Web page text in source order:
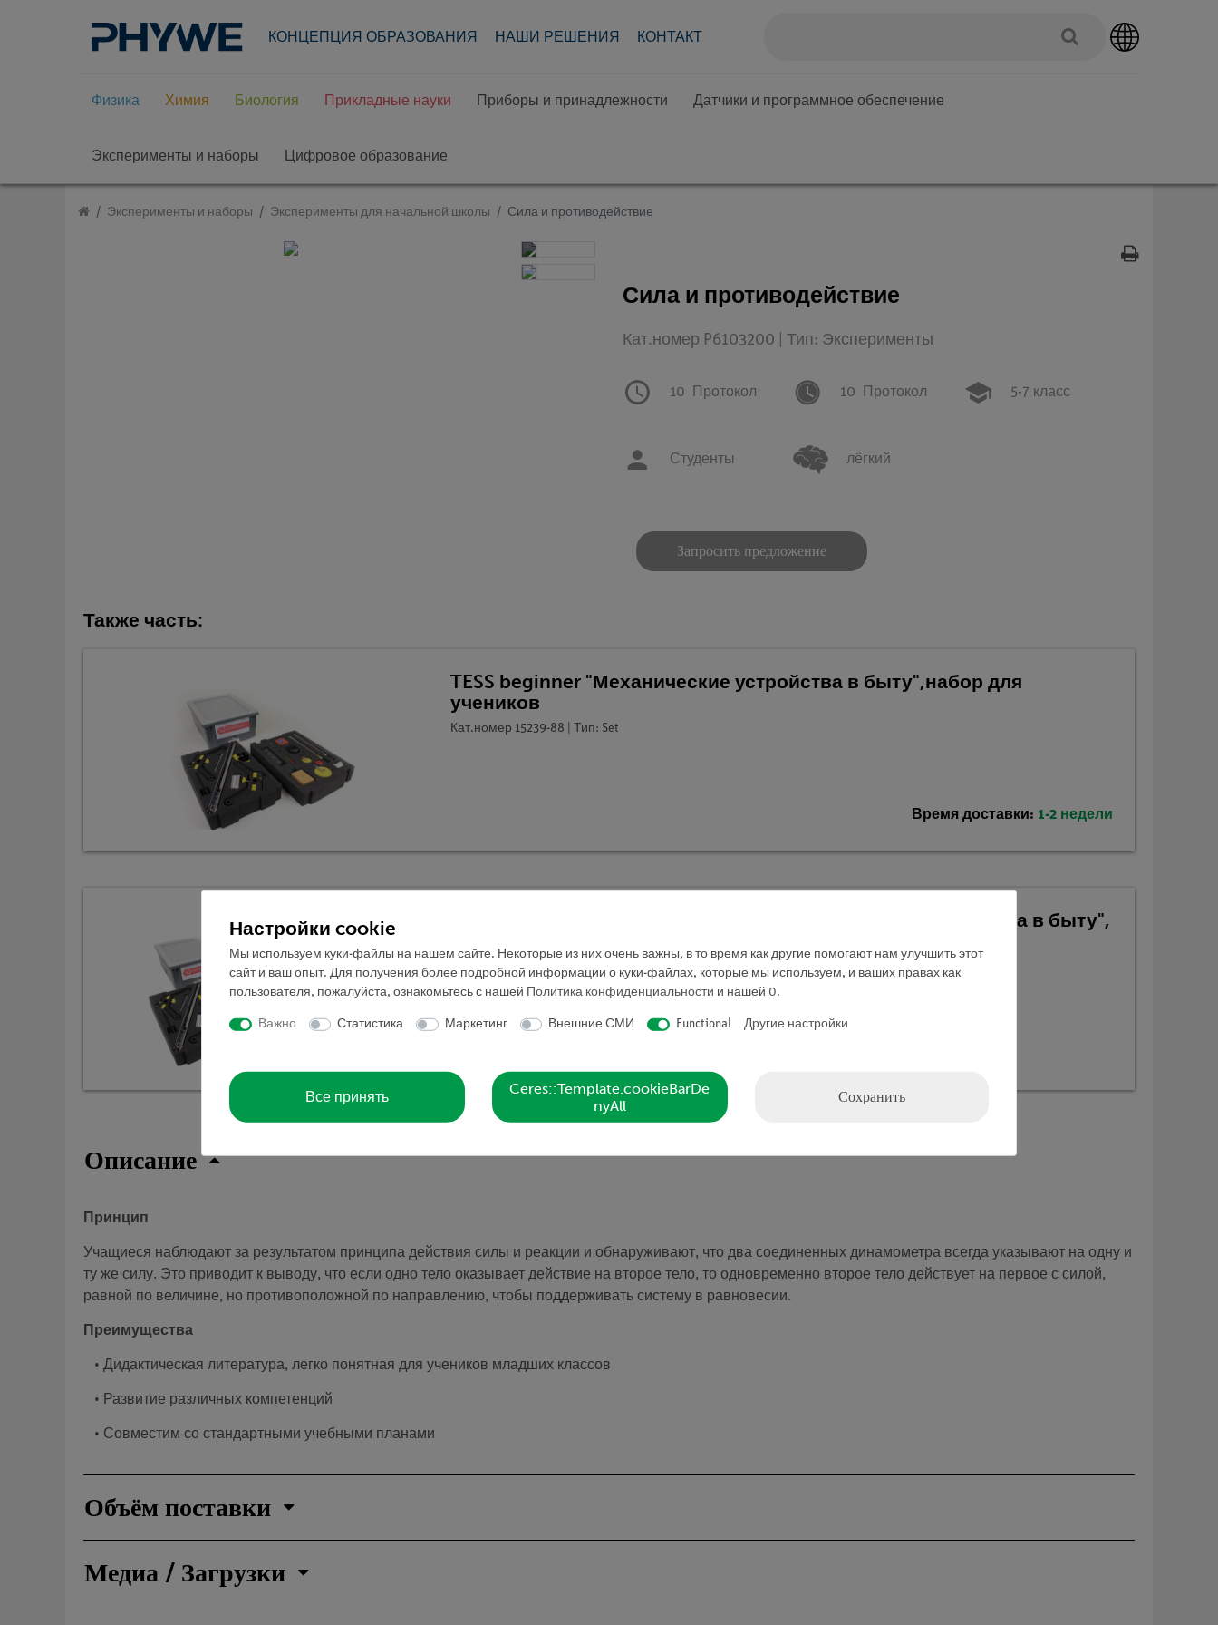
КОНЦЕПЦИЯ ОБРАЗОВАНИЯ НАШИ РЕШЕНИЯ КОНТАКТ
Физика Химия Биология Прикладные науки Приборы и принадлежности Датчики и программное обеспечение
Эксперименты и наборы Цифровое образование
Эксперименты и наборы Эксперименты для начальной школы Сила и противодействие
Сила и противодействие
Кат.номер P6103200 | Тип: Эксперименты
10 Протокол 10 Протокол 5-7 класс
Студенты лёгкий
Запросить предложение
Также часть:
TESS beginner "Механические устройства в быту",набор для
учеников
Кат.номер 15239-88 | Тип: Set
Время доставки: 1-2 недели
TESS beginner Прикладные науки "Механические устройства в быту",
Кат.номер 15239-88D | Тип: Set
Описание
Принцип
Учащиеся наблюдают за результатом принципа действия силы и реакции и обнаруживают, что два соединенных динамометра всегда указывают на одну и
ту же силу. Это приводит к выводу, что если одно тело оказывает действие на второе тело, то одновременно второе тело действует на первое с силой,
равной по величине, но противоположной по направлению, чтобы поддерживать систему в равновесии.
Преимущества
• Дидактическая литература, легко понятная для учеников младших классов
• Развитие различных компетенций
• Совместим со стандартными учебными планами
Объём поставки
Медиа / Загрузки
Настройки cookie
Мы используем куки-файлы на нашем сайте. Некоторые из них очень важны, в то время как другие помогают нам улучшить этот
сайт и ваш опыт. Для получения более подробной информации о куки-файлах, которые мы используем, и ваших правах как
пользователя, пожалуйста, ознакомьтесь с нашей
Политика конфиденциальности и нашей 0.
Важно Статистика Маркетинг Внешние СМИ Functional Другие настройки
Все принять
Ceres::Template.cookieBarDe
nyAll
Сохранить